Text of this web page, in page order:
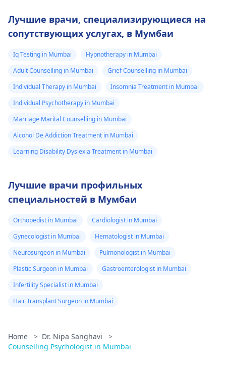
Лучшие врачи, специализирующиеся на
сопутствующих услугах, в Мумбаи
Iq Testing in Mumbai
Hypnotherapy in Mumbai
Adult Counselling in Mumbai
Grief Counselling in Mumbai
Individual Therapy in Mumbai
Insomnia Treatment in Mumbai
Individual Psychotherapy in Mumbai
Marriage Marital Counselling in Mumbai
Alcohol De Addiction Treatment in Mumbai
Learning Disability Dyslexia Treatment in Mumbai
Лучшие врачи профильных
специальностей в Мумбаи
Orthopedist in Mumbai
Cardiologist in Mumbai
Gynecologist in Mumbai
Hematologist in Mumbai
Neurosurgeon in Mumbai
Pulmonologist in Mumbai
Plastic Surgeon in Mumbai
Gastroenterologist in Mumbai
Infertility Specialist in Mumbai
Hair Transplant Surgeon in Mumbai
Home > Dr. Nipa Sanghavi
>
Counselling Psychologist in Mumbai